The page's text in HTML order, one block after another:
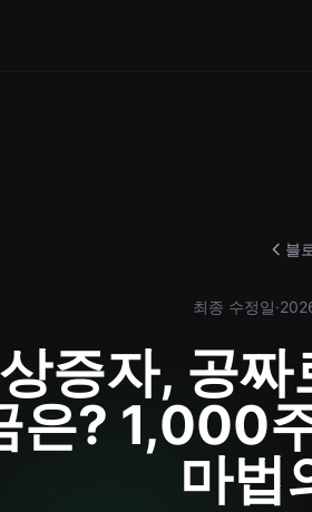
블
최종 수정일·
증자, 공
은? 1,000
마법